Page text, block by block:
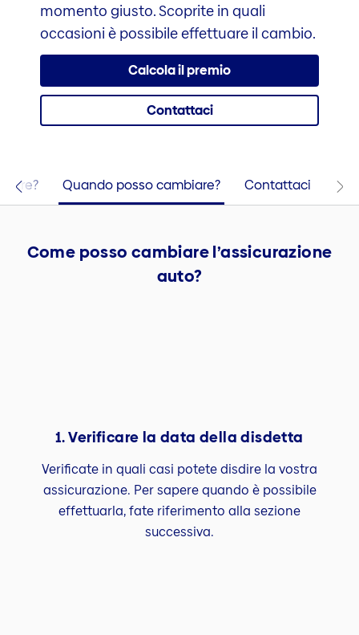
momento giusto. Scoprite in quali
occasioni è possibile effettuare il cambio.
Calcola il premio
Contattaci
Quando posso cambiare? Contattaci
Come posso cambiare l’assicurazione
auto?
1. Verificare la data della disdetta
Verificate in quali casi potete disdire la vostra
assicurazione. Per sapere quando è possibile
effettuarla, fate riferimento alla sezione
successiva.